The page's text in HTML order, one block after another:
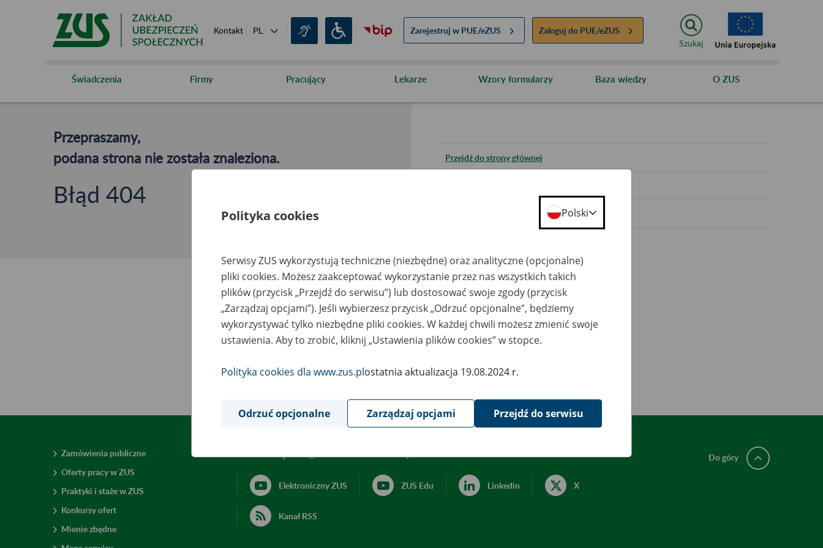
Kontakt Zarejestruj w PUE/eZUS Zaloguj do PUE/eZUS
Szukaj
Świadczenia Firmy Pracujący Lekarze Wzory formularzy Baza wiedzy O ZUS
Przepraszamy,
podana strona nie została znaleziona.
Błąd 404
Przejdź do strony głównej
Zamówienia publiczne
Oferty pracy w ZUS
Praktyki i staże w ZUS
Konkursy ofert
Mienie zbędne
Elektroniczny ZUS ZUS Edu Linkedin X
Kanał RSS
Do góry
Polityka cookies Polski
Serwisy ZUS wykorzystują techniczne (niezbędne) oraz analityczne (opcjonalne)
pliki cookies. Możesz zaakceptować wykorzystanie przez nas wszystkich takich
plików (przycisk „Przejdź do serwisu”) lub dostosować swoje zgody (przycisk
„Zarządzaj opcjami”). Jeśli wybierzesz przycisk „Odrzuć opcjonalne”, będziemy
wykorzystywać tylko niezbędne pliki cookies. W każdej chwili możesz zmienić swoje
ustawienia. Aby to zrobić, kliknij „Ustawienia plików cookies” w stopce.
Polityka cookies dla www.zus.plostatnia aktualizacja 19.08.2024 r.
Odrzuć opcjonalne Zarządzaj opcjami Przejdź do serwisu